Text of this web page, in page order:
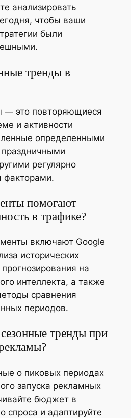
анализировать
чтобы ваши
были
тренды в
— это повторяющиеся
и активности
определенными
регулярно
факторами.
помогают
в трафике?
включают Google
исторических
на
интеллекта, а также
сравнения
периодов.
тренды при
о пиковых периодах
запуска рекламных
бюджет в
спроса и адаптируйте